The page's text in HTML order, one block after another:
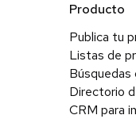
Producto
Publica tu
Listas de
Búsquedas
Directorio
CRM para